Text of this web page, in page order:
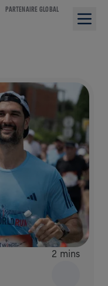
PARTENAIRE GLOBAL
2 mins